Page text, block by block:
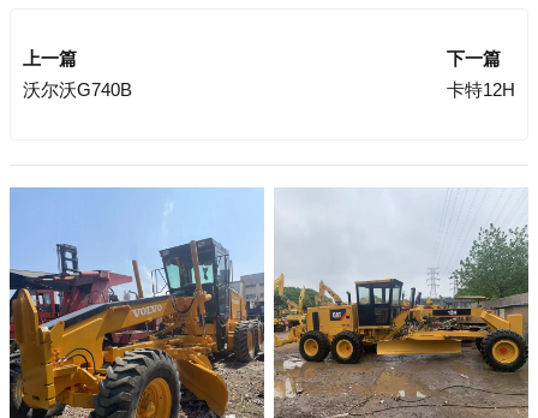
上一篇
沃尔沃G740B
下一篇
卡特12H